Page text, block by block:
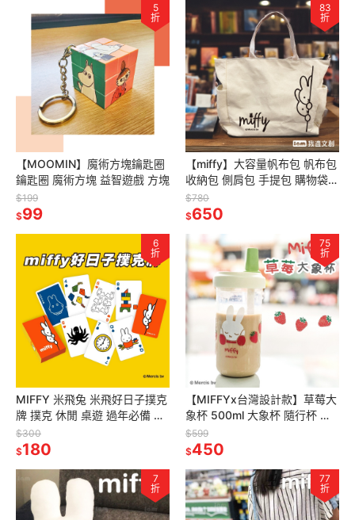
5
折
【MOOMIN】魔術方塊鑰匙圈
鑰匙圈 魔術方塊 益智遊戲 方塊
$199
$99
83
折
【miffy】大容量帆布包 帆布包
收納包 側肩包 手提包 購物袋
通勤包 筆電包 大容量多口袋帆
布包
$780
$650
6
折
MIFFY 米飛兔 米飛好日子撲克
牌 撲克 休閒 桌遊 過年必備 打
牌 正版授權
$300
$180
75
折
【MIFFYx台灣設計款】草莓大
象杯 500ml 大象杯 隨行杯 飲
料杯 冷水壺
$599
$450
7
折
77
折